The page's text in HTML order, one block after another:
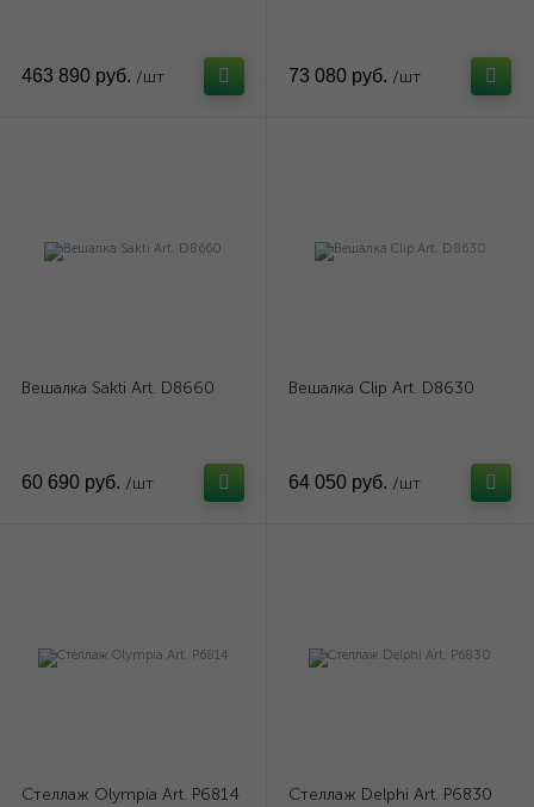
463 890 руб. /шт 73 080 руб. /шт
Вешалка Sakti Art. D8660
60 690 руб. /шт
Вешалка Clip Art. D8630
64 050 руб. /шт
Стеллаж Olympia Art. P6814 Стеллаж Delphi Art. P6830